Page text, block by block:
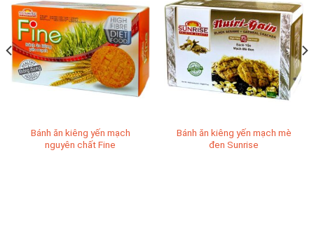
Bánh ăn kiêng yến mạch
nguyên chất Fine
Bánh ăn kiêng yến mạch mè
đen Sunrise